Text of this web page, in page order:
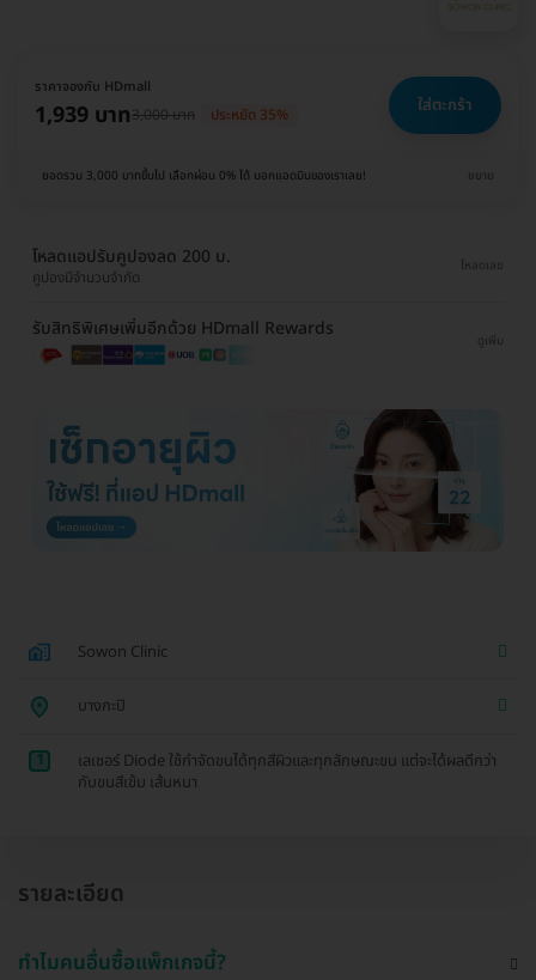
ราคาจองกับ HDmall
1,939 บาท3,000 บาท ประหยัด 35% ใส่ตะกร้า
ยอดรวม 3,000 บาทขึ้นไป เลือกผ่อน 0% ได้ บอกแอดมินของเราเลย! ขยาย
โหลดแอปรับคูปองลด 200 บ.
คูปองมีจำนวนจำกัด
โหลดเลย
รับสิทธิพิเศษเพิ่มอีกด้วย HDmall Rewards
ดูเพิ่ม
Sowon Clinic
บางกะปิ
1
เลเซอร์ Diode ใช้กำจัดขนได้ทุกสีผิวและทุกลักษณะขน แต่จะได้ผลดีกว่า
กับขนสีเข้ม เส้นหนา
รายละเอียด
ทำไมคนอื่นซื้อแพ็กเกจนี้?